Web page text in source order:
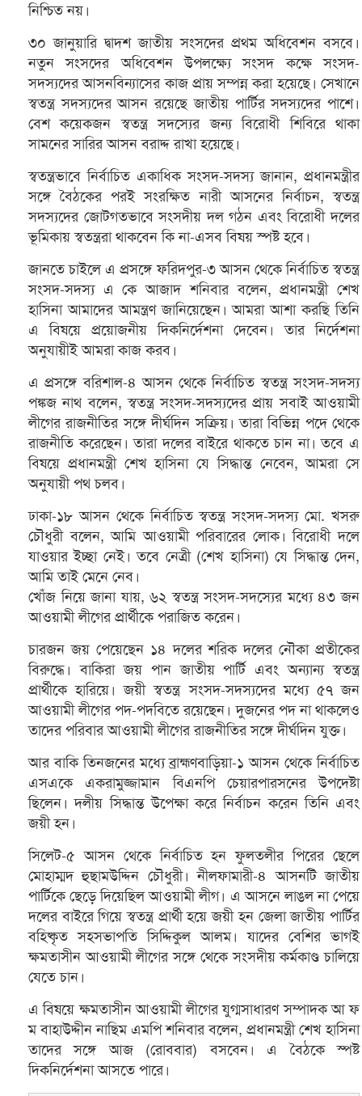
নিশ্চিত নয়।
৩০ জানুয়ারি দ্বাদশ জাতীয় সংসদের প্রথম অধিবেশন বসবে।
নতুন সংসদের অধিবেশন উপলক্ষ্যে সংসদ কক্ষে সংসদ-
সদস্যদের আসনবিন্যাসের কাজ প্রায় সম্পন্ন করা হয়েছে। সেখানে
স্বতন্ত্র সদস্যদের আসন রয়েছে জাতীয় পার্টির সদস্যদের পাশে।
বেশ কয়েকজন স্বতন্ত্র সদস্যের জন্য বিরোধী শিবিরে থাকা
সামনের সারির আসন বরাদ্দ রাখা হয়েছে।
স্বতন্ত্রভাবে নির্বাচিত একাধিক সংসদ-সদস্য জানান, প্রধানমন্ত্রীর
সঙ্গে বৈঠকের পরই সংরক্ষিত নারী আসনের নির্বাচন, স্বতন্ত্র
সদস্যদের জোটগতভাবে সংসদীয় দল গঠন এবং বিরোধী দলের
ভূমিকায় স্বতন্ত্ররা থাকবেন কি না-এসব বিষয় স্পষ্ট হবে।
জানতে চাইলে এ প্রসঙ্গে ফরিদপুর-৩ আসন থেকে নির্বাচিত স্বতন্ত্র
সংসদ-সদস্য এ কে আজাদ শনিবার বলেন, প্রধানমন্ত্রী শেখ
হাসিনা আমাদের আমন্ত্রণ জানিয়েছেন। আমরা আশা করছি তিনি
এ বিষয়ে প্রয়োজনীয় দিকনির্দেশনা দেবেন। তার নির্দেশনা
অনুযায়ীই আমরা কাজ করব।
এ প্রসঙ্গে বরিশাল-৪ আসন থেকে নির্বাচিত স্বতন্ত্র সংসদ-সদস্য
পঙ্কজ নাথ বলেন, স্বতন্ত্র সংসদ-সদস্যদের প্রায় সবাই আওয়ামী
লীগের রাজনীতির সঙ্গে দীর্ঘদিন সক্রিয়। তারা বিভিন্ন পদে থেকে
রাজনীতি করেছেন। তারা দলের বাইরে থাকতে চান না। তবে এ
বিষয়ে প্রধানমন্ত্রী শেখ হাসিনা যে সিদ্ধান্ত নেবেন, আমরা সে
অনুযায়ী পথ চলব।
ঢাকা-১৮ আসন থেকে নির্বাচিত স্বতন্ত্র সংসদ-সদস্য মো. খসরু
চৌধুরী বলেন, আমি আওয়ামী পরিবারের লোক। বিরোধী দলে
যাওয়ার ইচ্ছা নেই। তবে নেত্রী (শেখ হাসিনা) যে সিদ্ধান্ত দেন,
আমি তাই মেনে নেব।
খোঁজ নিয়ে জানা যায়, ৬২ স্বতন্ত্র সংসদ-সদস্যের মধ্যে ৪৩ জন
আওয়ামী লীগের প্রার্থীকে পরাজিত করেন।
চারজন জয় পেয়েছেন ১৪ দলের শরিক দলের নৌকা প্রতীকের
বিরুদ্ধে। বাকিরা জয় পান জাতীয় পার্টি এবং অন্যান্য স্বতন্ত্র
প্রার্থীকে হারিয়ে। জয়ী স্বতন্ত্র সংসদ-সদস্যদের মধ্যে ৫৭ জন
আওয়ামী লীগের পদ-পদবিতে রয়েছেন। দুজনের পদ না থাকলেও
তাদের পরিবার আওয়ামী লীগের রাজনীতির সঙ্গে দীর্ঘদিন যুক্ত।
আর বাকি তিনজনের মধ্যে ব্রাহ্মণবাড়িয়া-১ আসন থেকে নির্বাচিত
এসএকে একরামুজ্জামান বিএনপি চেয়ারপারসনের উপদেষ্টা
ছিলেন। দলীয় সিদ্ধান্ত উপেক্ষা করে নির্বাচন করেন তিনি এবং
জয়ী হন।
সিলেট-৫ আসন থেকে নির্বাচিত হন ফুলতলীর পিরের ছেলে
মোহাম্মদ হুছামউদ্দিন চৌধুরী। নীলফামারী-৪ আসনটি জাতীয়
পার্টিকে ছেড়ে দিয়েছিল আওয়ামী লীগ। এ আসনে লাঙল না পেয়ে
দলের বাইরে গিয়ে স্বতন্ত্র প্রার্থী হয়ে জয়ী হন জেলা জাতীয় পার্টির
বহিষ্কৃত সহসভাপতি সিদ্দিকুল আলম। যাদের বেশির ভাগই
ক্ষমতাসীন আওয়ামী লীগের সঙ্গে থেকে সংসদীয় কর্মকাণ্ড চালিয়ে
যেতে চান।
এ বিষয়ে ক্ষমতাসীন আওয়ামী লীগের যুগ্মসাধারণ সম্পাদক আ ফ
ম বাহাউদ্দীন নাছিম এমপি শনিবার বলেন, প্রধানমন্ত্রী শেখ হাসিনা
তাদের সঙ্গে আজ (রোববার) বসবেন। এ বৈঠকে স্পষ্ট
দিকনির্দেশনা আসতে পারে।